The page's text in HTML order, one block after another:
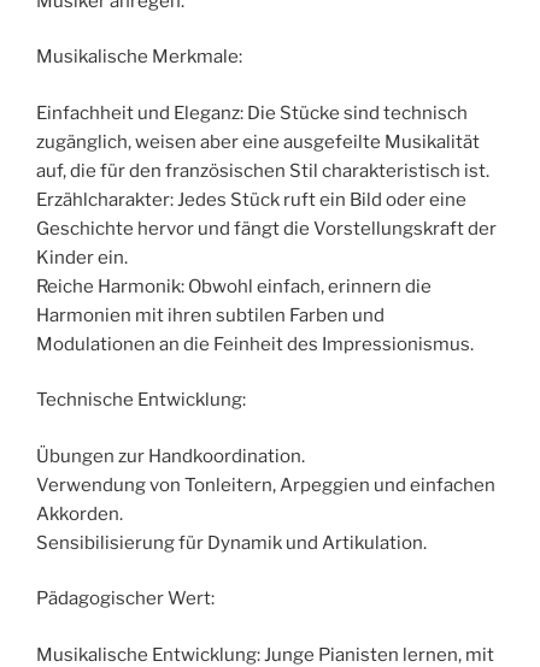
Musikalische Merkmale:
Einfachheit und Eleganz: Die Stücke sind technisch
zugänglich, weisen aber eine ausgefeilte Musikalität
auf, die für den französischen Stil charakteristisch ist.
Erzählcharakter: Jedes Stück ruft ein Bild oder eine
Geschichte hervor und fängt die Vorstellungskraft der
Kinder ein.
Reiche Harmonik: Obwohl einfach, erinnern die
Harmonien mit ihren subtilen Farben und
Modulationen an die Feinheit des Impressionismus.
Technische Entwicklung:
Übungen zur Handkoordination.
Verwendung von Tonleitern, Arpeggien und einfachen
Akkorden.
Sensibilisierung für Dynamik und Artikulation.
Pädagogischer Wert:
Musikalische Entwicklung: Junge Pianisten lernen, mit